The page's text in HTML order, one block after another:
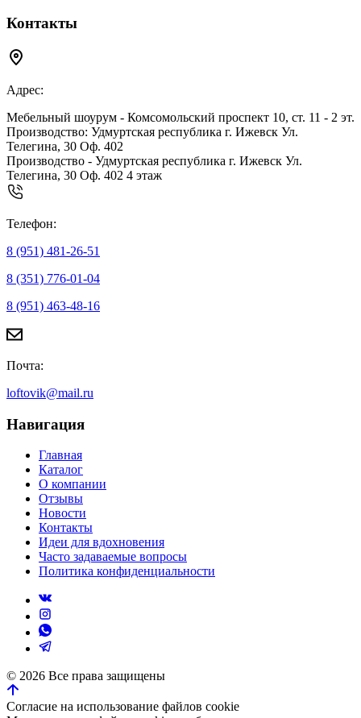
Контакты
Адрес:
Мебельный шоурум - Комсомольский проспект 10, ст. 11 - 2 эт.
Производство: Удмуртская республика г. Ижевск Ул.
Телегина, 30 Оф. 402
Производство - Удмуртская республика г. Ижевск Ул.
Телегина, 30 Оф. 402 4 этаж
Телефон:
8 (951) 481-26-51
8 (351) 776-01-04
8 (951) 463-48-16
Почта:
loftovik@mail.ru
Навигация
Главная
Каталог
О компании
Отзывы
Новости
Контакты
Идеи для вдохновения
Часто задаваемые вопросы
Политика конфиденциальности
© 2026 Все права защищены
Согласие на использование файлов cookie